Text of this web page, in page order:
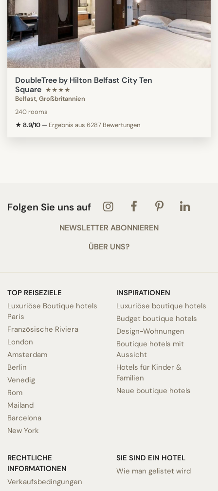
DoubleTree by Hilton Belfast City Ten
Square ★★★★
Belfast, Großbritannien
240 rooms
★ 8.9/10 — Ergebnis aus 6287 Bewertungen
Folgen Sie uns auf
NEWSLETTER ABONNIEREN
ÜBER UNS?
TOP REISEZIELE
Luxuriöse Boutique hotels
Paris
Französische Riviera
London
Amsterdam
Berlin
Venedig
Rom
Mailand
Barcelona
New York
INSPIRATIONEN
Luxuriöse boutique hotels
Budget boutique hotels
Design-Wohnungen
Boutique hotels mit
Aussicht
Hotels für Kinder &
Familien
Neue boutique hotels
RECHTLICHE
INFORMATIONEN
Verkaufsbedingungen
SIE SIND EIN HOTEL
Wie man gelistet wird